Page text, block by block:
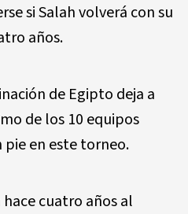
si Salah volverá con su
años.
de Egipto deja a
de los 10 equipos
pie en este torneo.
cuatro años al